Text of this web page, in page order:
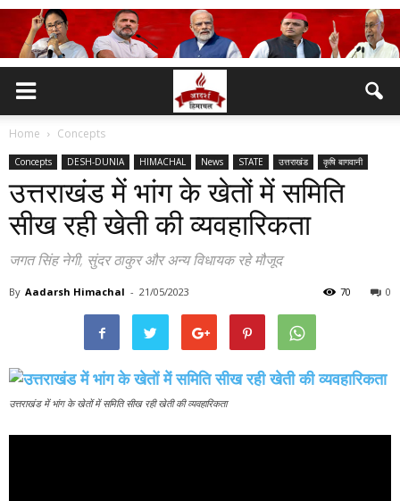
Home Concepts
Concepts DESH-DUNIA HIMACHAL News STATE उत्तराखंड कृषि बागवानी
उत्तराखंड में भांग के खेतों में समिति
सीख रही खेती की व्यवहारिकता
जगत सिंह नेगी, सुंदर ठाकुर और अन्य विधायक रहे मौजूद
By Aadarsh Himachal - 21/05/2023 0
70
उत्तराखंड में भांग के खेतों में समिति सीख रही खेती की व्यवहारिकता